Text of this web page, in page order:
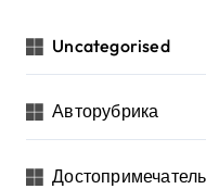
Uncategorised
Авторубрика